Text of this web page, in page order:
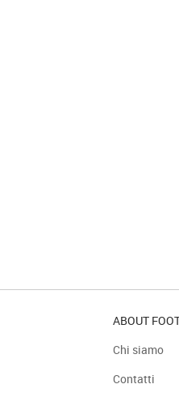
ABOUT
Chi siamo
Contatti